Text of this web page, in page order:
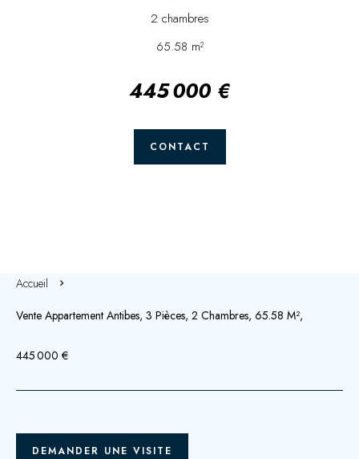
2 chambres
65.58 m²
445 000 €
CONTACT
Accueil
Vente Appartement Antibes, 3 Pièces, 2 Chambres, 65.58 M²,
445 000 €
DEMANDER UNE VISITE